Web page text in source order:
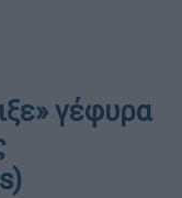
γέφυρα